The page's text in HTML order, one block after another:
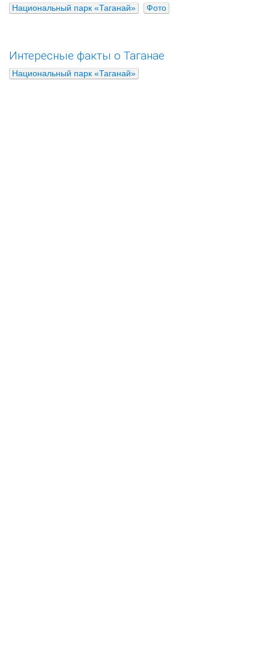
Национальный парк «Таганай» Фото
Интересные факты о Таганае
Национальный парк «Таганай»